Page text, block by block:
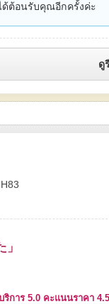
ด้ต้อนรับคุณอีกครั้งค่ะ
ดู
ริการ 5.0 คะแนนราคา